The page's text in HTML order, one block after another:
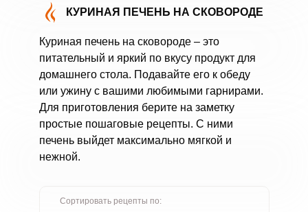
КУРИНАЯ ПЕЧЕНЬ НА СКОВОРОДЕ
Куриная печень на сковороде – это
питательный и яркий по вкусу продукт для
домашнего стола. Подавайте его к обеду
или ужину с вашими любимыми гарнирами.
Для приготовления берите на заметку
простые пошаговые рецепты. С ними
печень выйдет максимально мягкой и
нежной.
Сортировать рецепты по: